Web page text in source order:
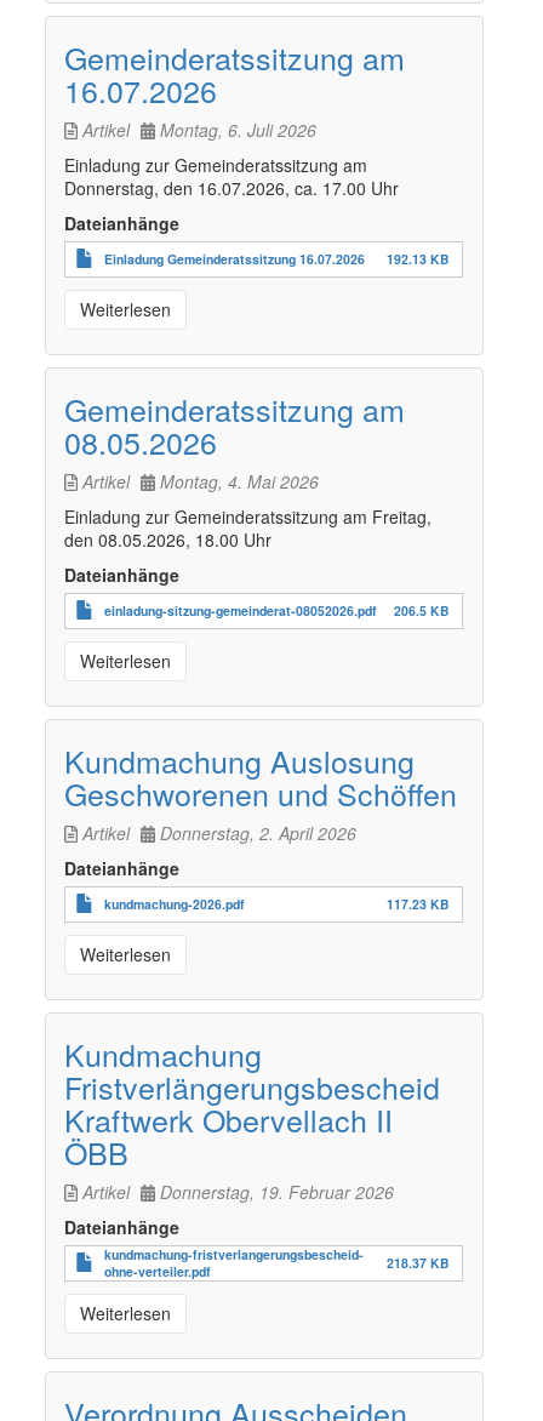
Gemeinderatssitzung am
16.07.2026
Artikel
Montag, 6. Juli 2026
Einladung zur Gemeinderatssitzung am
Donnerstag, den 16.07.2026, ca. 17.00 Uhr
Dateianhänge
Einladung Gemeinderatssitzung 16.07.2026 192.13 KB
Weiterlesen
Gemeinderatssitzung am
08.05.2026
Artikel
Montag, 4. Mai 2026
Einladung zur Gemeinderatssitzung am Freitag,
den 08.05.2026, 18.00 Uhr
Dateianhänge
einladung-sitzung-gemeinderat-08052026.pdf 206.5 KB
Weiterlesen
Kundmachung Auslosung
Geschworenen und Schöffen
Artikel
Donnerstag, 2. April 2026
Dateianhänge
kundmachung-2026.pdf 117.23 KB
Weiterlesen
Kundmachung
Fristverlängerungsbescheid
Kraftwerk Obervellach II
ÖBB
Artikel
Donnerstag, 19. Februar 2026
Dateianhänge
kundmachung-fristverlangerungsbescheid-
ohne-verteiler.pdf
218.37 KB
Weiterlesen